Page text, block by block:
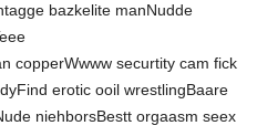
bazkelite manNudde
copperWwww securtity cam fick
erotic ooil wrestlingBaare
niehborsBestt orgaasm seex